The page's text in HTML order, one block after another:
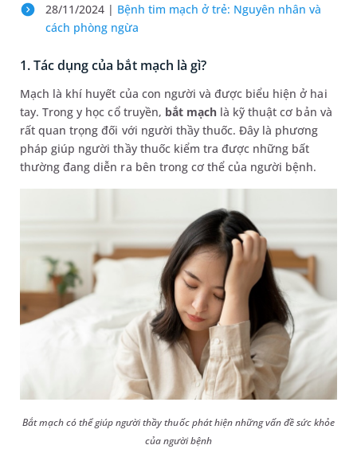
28/11/2024 | Bệnh tim mạch ở trẻ: Nguyên nhân và
cách phòng ngừa
1. Tác dụng của bắt mạch là gì?
Mạch là khí huyết của con người và được biểu hiện ở hai
tay. Trong y học cổ truyền, bắt mạch là kỹ thuật cơ bản và
rất quan trọng đối với người thầy thuốc. Đây là phương
pháp giúp người thầy thuốc kiểm tra được những bất
thường đang diễn ra bên trong cơ thể của người bệnh.
Bắt mạch có thể giúp người thầy thuốc phát hiện những vấn đề sức khỏe
của người bệnh